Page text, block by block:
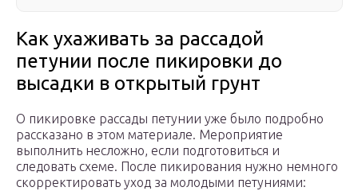
Как ухаживать за рассадой
петунии после пикировки до
высадки в открытый грунт
О пикировке рассады петунии уже было подробно
рассказано в этом материале. Мероприятие
выполнить несложно, если подготовиться и
следовать схеме. После пикирования нужно немного
скорректировать уход за молодыми петуниями: